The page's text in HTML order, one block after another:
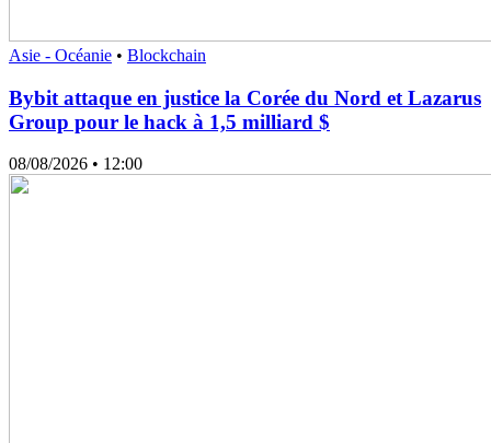
Asie - Océanie • Blockchain
Bybit attaque en justice la Corée du Nord et Lazarus
Group pour le hack à 1,5 milliard $
08/08/2026 • 12:00